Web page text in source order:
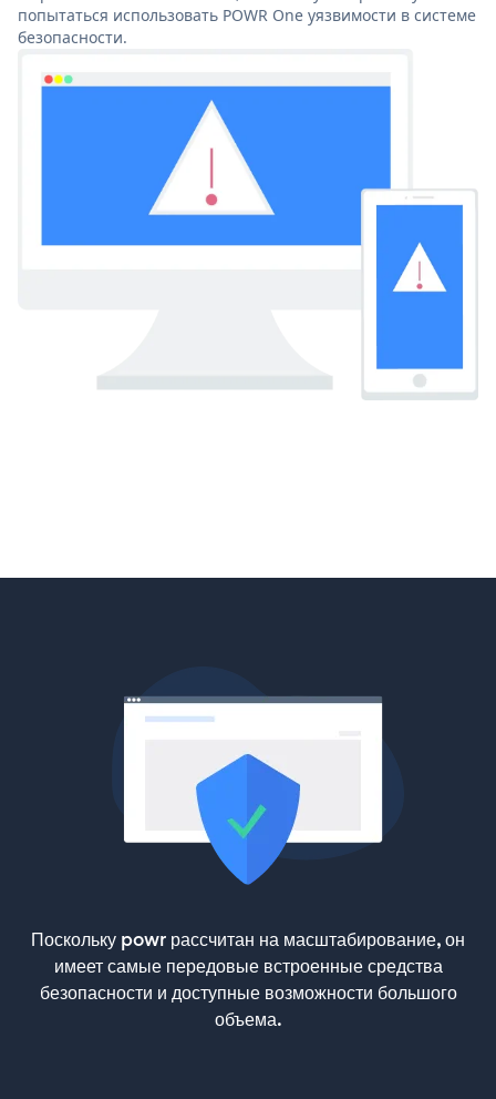
попытаться использовать POWR One уязвимости в системе
безопасности.
Поскольку powr рассчитан на масштабирование, он
имеет самые передовые встроенные средства
безопасности и доступные возможности большого
объема.